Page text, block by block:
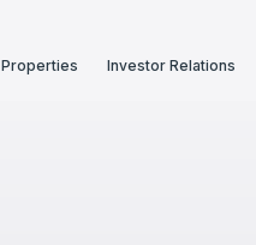
Properties Investor Relations